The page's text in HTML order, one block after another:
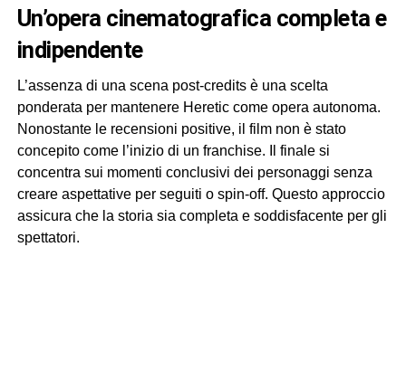
un’opera cinematografica completa e
indipendente
L’assenza di una scena post-credits è una scelta
ponderata per mantenere Heretic come opera autonoma.
Nonostante le recensioni positive, il film non è stato
concepito come l’inizio di un franchise. Il finale si
concentra sui momenti conclusivi dei personaggi senza
creare aspettative per seguiti o spin-off. Questo approccio
assicura che la storia sia completa e soddisfacente per gli
spettatori.